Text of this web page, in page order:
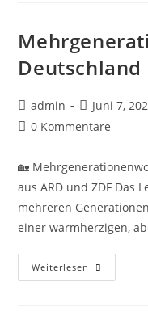
Deutschland
admin Juni 7,
0 Kommentare
🏡
aus ARD und ZDF Das
mehreren
einer warmherzigen,
Weiterlesen